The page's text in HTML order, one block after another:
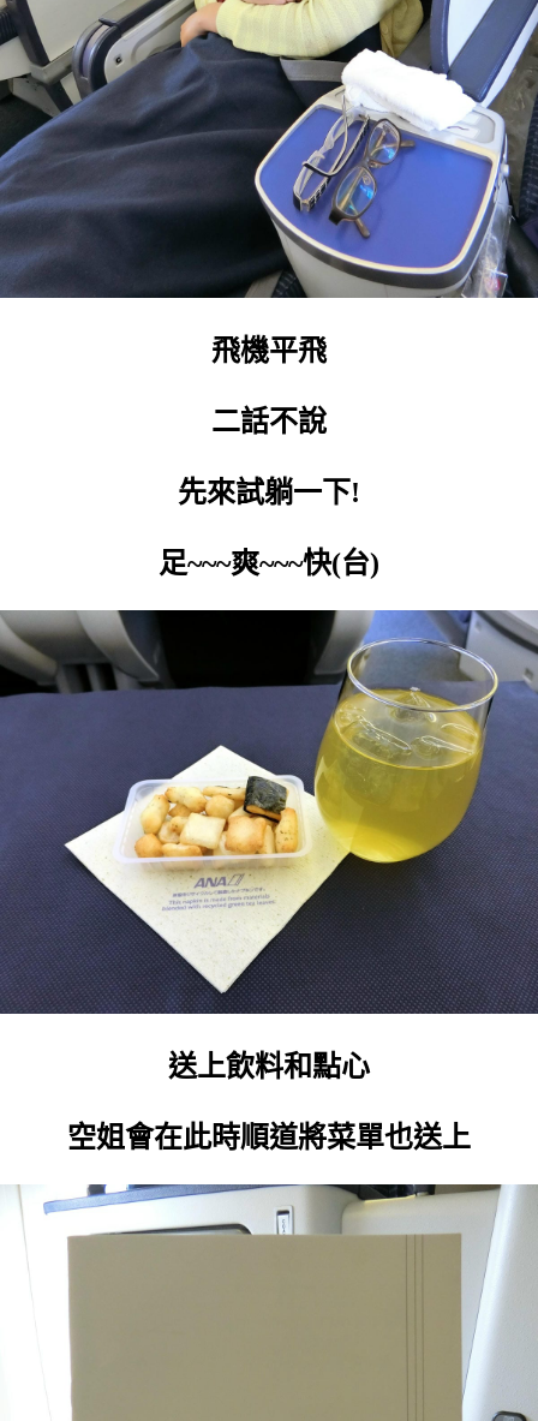
飛機平飛
二話不說
先來試躺一下!
足~~~爽~~~快(台)
送上飲料和點心
空姐會在此時順道將菜單也送上